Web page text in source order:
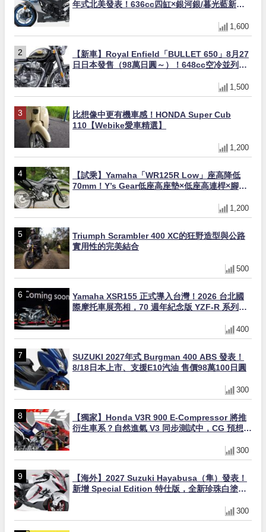
年式北美發表！636cc四缸×銀河銀/暮光藍新色
1,600
【新車】Royal Enfield「BULLET 650」8月27
日日本發售（98萬日圓～）！648cc空冷並列雙
1,500
比想像中更有機車感！HONDA Super Cub
110【Webike愛車精選】
1,200
【試乘】Yamaha「WR125R Low」座高降低
70mm！Y’s Gear低座高座墊×低座高連桿×腳踏
1,200
Triumph Scrambler 400 XC的狂野造型與公路
實用性的完美結合
500
Yamaha XSR155 正式導入台灣！2026 台北國
際摩托車展亮相，70 週年紀念版 YZF-R 系列限
400
SUZUKI 2027年式 Burgman 400 ABS 發表！
8/18日本上市、支援E10汽油 售價98萬100日圓
300
【獨家】Honda V3R 900 E-Compressor 將推
衍生車系？自然進氣 V3 同步測試中，CG 預想曝
300
【海外】2027 Suzuki Hayabusa（隼）發表！
新增 Special Edition 特仕版，全新珍珠白塗裝
300